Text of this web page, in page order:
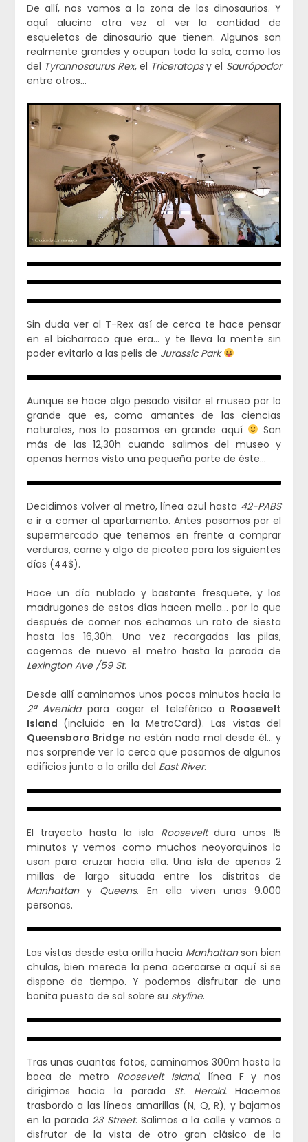
De allí, nos vamos a la zona de los dinosaurios. Y
aquí alucino otra vez al ver la cantidad de
esqueletos de dinosaurio que tienen. Algunos son
realmente grandes y ocupan toda la sala, como los
del Tyrannosaurus Rex, el Triceratopsy el Saurópodor
entre otros…
Sin duda ver al T-Rex así de cerca te hace pensar
en el bicharraco que era… y te lleva la mente sin
poder evitarlo a las pelis de Jurassic Park
Aunque se hace algo pesado visitar el museo por lo
grande que es, como amantes de las ciencias
naturales, nos lo pasamos en grande aquí
Son
más de las 12,30h cuando salimos del museo y
apenas hemos visto una pequeña parte de éste…
Decidimos volver al metro, línea azul hasta 42-PABS
e ir a comer al apartamento. Antes pasamos por el
supermercado que tenemos en frente a comprar
verduras, carne y algo de picoteo para los siguientes
días (44$).
Hace un día nublado y bastante fresquete, y los
madrugones de estos días hacen mella… por lo que
después de comer nos echamos un rato de siesta
hasta las 16,30h. Una vez recargadas las pilas,
cogemos de nuevo el metro hasta la parada de
Lexington Ave /59 St.
Desde allí caminamos unos pocos minutos hacia la
2ª Avenidapara coger el teleférico a Roosevelt
Island (incluido en la MetroCard). Las vistas del
Queensboro Bridge no están nada mal desde él… y
nos sorprende ver lo cerca que pasamos de algunos
edificios junto a la orilla del East River.
El trayecto hasta la isla Rooseveltdura unos 15
minutos y vemos como muchos neoyorquinos lo
usan para cruzar hacia ella. Una isla de apenas 2
millas de largo situada entre los distritos de
Manhattany Queens. En ella viven unas 9.000
personas.
Las vistas desde esta orilla hacia Manhattanson bien
chulas, bien merece la pena acercarse a aquí si se
dispone de tiempo. Y podemos disfrutar de una
bonita puesta de sol sobre su skyline.
Tras unas cuantas fotos, caminamos 300m hasta la
boca de metro Roosevelt Island, línea F y nos
dirigimos hacia la parada St. Herald.Hacemos
trasbordo a las líneas amarillas (N, Q, R), y bajamos
en la parada 23 Street. Salimos a la calle y vamos a
disfrutar de la vista de otro gran clásico de la